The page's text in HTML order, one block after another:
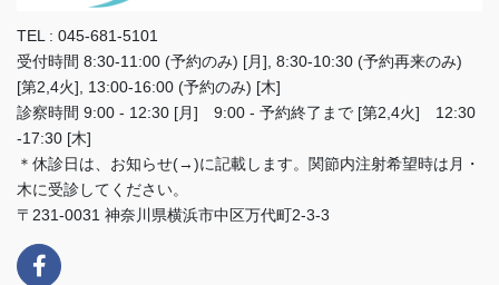
TEL : 045-681-5101
受付時間 8:30-11:00 (予約のみ) [月], 8:30-10:30 (予約再来のみ)
[第2,4火], 13:00-16:00 (予約のみ) [木]
診察時間 9:00 - 12:30 [月] 9:00 - 予約終了まで [第2,4火] 12:30
-17:30 [木]
＊休診日は、お知らせ(→)に記載します。関節内注射希望時は月・
木に受診してください。
〒231-0031 神奈川県横浜市中区万代町2-3-3